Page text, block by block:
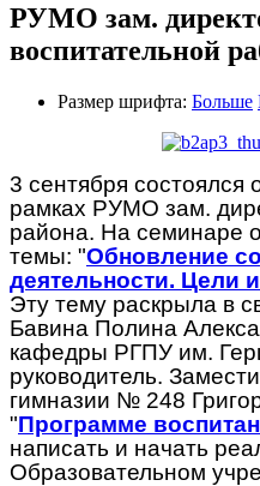
РУМО зам.
воспитательной
Размер шрифта: Больше
3 сентября
рамках РУМО зам.
района. На семинаре
темы: "Обновление
деятельности. Цели
Эту тему раскрыла в
Бавина Полина
кафедры РГПУ им.
руководитель.
гимназии № 248
"Программе
написать и начать
Образовательном